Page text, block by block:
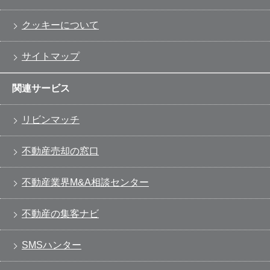
クッキーについて
サイトマップ
関連サービス
リビンマッチ
不動産売却の窓口
不動産業界M&A相談センター
不動産の集客ナビ
SMSハンター